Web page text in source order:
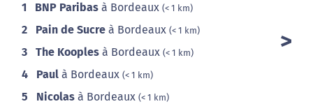
1 BNP Paribas à Bordeaux (< 1 km)
2 Pain de Sucre à Bordeaux (< 1 km)
3 The Kooples à Bordeaux (< 1 km)
4 Paul à Bordeaux (< 1 km)
5 Nicolas à Bordeaux (< 1 km)